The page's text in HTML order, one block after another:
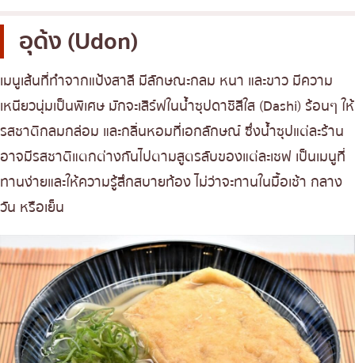
อุด้ง (Udon)
เมนูเส้นที่ทำจากแป้งสาลี มีลักษณะกลม หนา และขาว มีความ
เหนียวนุ่มเป็นพิเศษ มักจะเสิร์ฟในน้ำซุปดาชิสีใส (Dashi) ร้อนๆ ให้
รสชาติกลมกล่อม และกลิ่นหอมที่เอกลักษณ์ ซึ่งน้ำซุปแต่ละร้าน
อาจมีรสชาติแตกต่างกันไปตามสูตรลับของแต่ละเชฟ เป็นเมนูที่
ทานง่ายและให้ความรู้สึกสบายท้อง ไม่ว่าจะทานในมื้อเช้า กลาง
วัน หรือเย็น